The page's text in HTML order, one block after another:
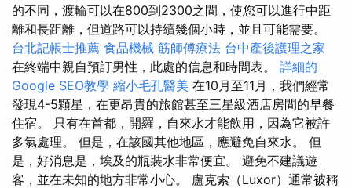
的不同，渡輪可以在800到2300之間，使您可以進行中距
離和長距離，但道路可以持續幾個小時，並且可能需要。
台北記帳士推薦 食品機械 筋師傅療法 台中產後護理之家
在終端中親自預訂男性，此處的信息和時間表。 詳細的
Google SEO教學 縮小毛孔醫美 在10月至11月，我們經常
發現4-5顆星，在更昂貴的旅館甚至三星級酒店房間的早餐
住宿。 只有在首都，開羅，自來水才能飲用，因為它被許
多氯處理。 但是，在該國其他地區，應避免自來水。 但
是，好消息是，埃及的瓶裝水非常便宜。 避免不建議遊
客，並在未知的地方非常小心。 盧克索（Luxor）通常被稱